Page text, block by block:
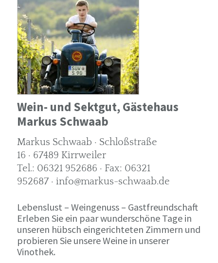
Wein- und Sektgut, Gästehaus
Markus Schwaab
Markus Schwaab · Schloßstraße
16 · 67489 Kirrweiler
Tel.: 06321 952686 · Fax: 06321
952687 · info@markus-schwaab.de
Lebenslust – Weingenuss – Gastfreundschaft
Erleben Sie ein paar wunderschöne Tage in
unseren hübsch eingerichteten Zimmern und
probieren Sie unsere Weine in unserer
Vinothek.